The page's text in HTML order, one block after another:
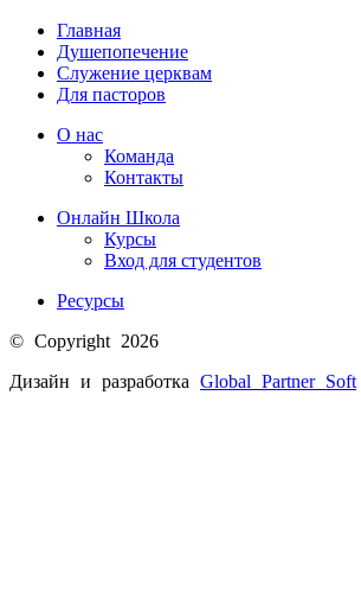
Главная
Душепопечение
Служение церквам
Для пасторов
О нас
Команда
Контакты
Онлайн Школа
Курсы
Вход для студентов
Ресурсы
© Copyright 2026
Дизайн и разработка Global Partner Soft